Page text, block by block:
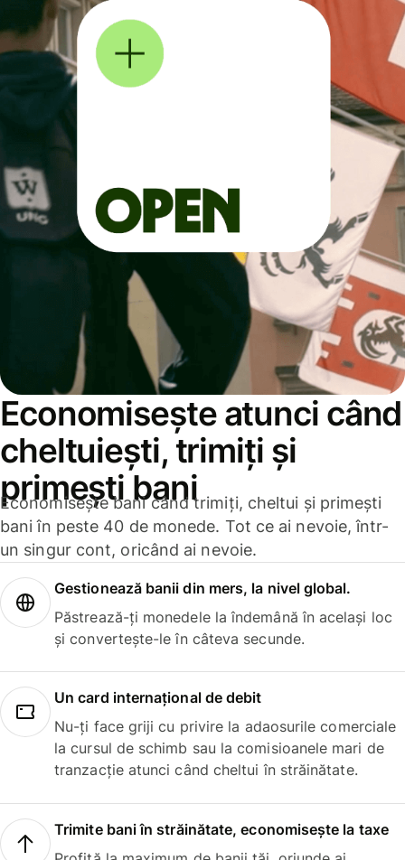
Economisește atunci când
cheltuiești, trimiți și
primești bani
Economisește bani când trimiți, cheltui și primești
bani în peste 40 de monede. Tot ce ai nevoie, într-
un singur cont, oricând ai nevoie.
Gestionează banii din mers, la nivel global.
Păstrează-ți monedele la îndemână în același loc
și convertește-le în câteva secunde.
Un card internațional de debit
Nu-ți face griji cu privire la adaosurile comerciale
la cursul de schimb sau la comisioanele mari de
tranzacție atunci când cheltui în străinătate.
Trimite bani în străinătate, economisește la taxe